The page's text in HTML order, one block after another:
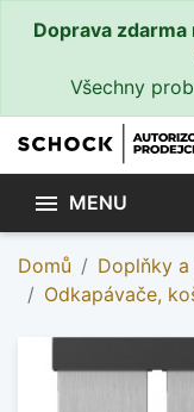
Doprava
Všechny
 MENU
Domů
Doplňky
Odkapávače,